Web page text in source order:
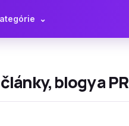
⌄
blogy a